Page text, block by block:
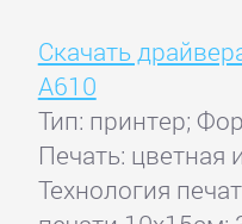
Скачать
A610
Тип: принтер;
Печать: цветная
Технология